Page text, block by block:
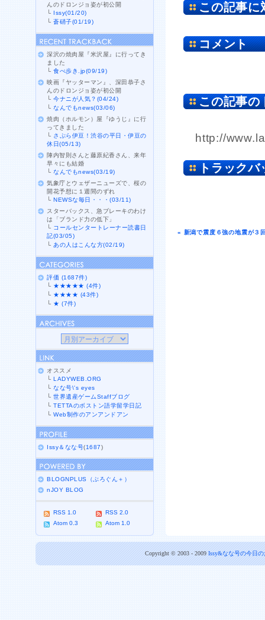
この記事に
コメント
この記事の
http://
トラックバ
« 新潟で震度６強の地震が３
んのドロンジョ姿が初公開
└ Issy(01/20)
└蒼硝子(01/19)
深沢の焼肉屋『米沢屋』に行ってき
ました
└食べ歩き.jp(09/19)
映画『ヤッターマン』、深田恭子さ
んのドロンジョ姿が初公開
└今ナニが人気？(04/24)
└なんでもnews(03/06)
焼肉（ホルモン）屋『ゆうじ』に行
ってきました
└ さぷら伊豆！渋谷の平日・伊豆の
休日(05/13)
陣内智則さんと藤原紀香さん、来年
早々にも結婚
└なんでもnews(03/19)
気象庁とウェザーニューズで、桜の
開花予想に１週間のずれ
└NEWSな毎日・・・(03/11)
スターバックス、急ブレーキのわけ
は「ブランド力の低下」
└ コールセンタートレーナー読書日
記(03/05)
└ あの人はこんな方(02/19)
評価 (1687件)
└ ★★★★★ (4件)
└ ★★★★ (43件)
└ ★ (7件)
オススメ
└LADYWEB.ORG
└なな号\'s eyes
└世界遺産ゲームStaffブログ
└TETTAのボストン語学留学日記
└Web制作のアンアンドアン
Issy＆なな号(1687)
BLOGNPLUS（ぶろぐん＋）
nJOY BLOG
RSS 1.0
RSS 2.0
Atom 0.3
Atom 1.0
Copyright © 2003 - 2009 Issy&なな号の今日